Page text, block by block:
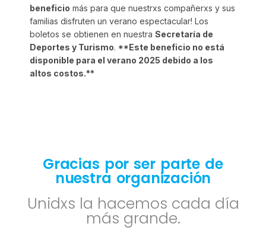
beneficio más para que nuestrxs compañerxs y sus
familias disfruten un verano espectacular! Los
boletos se obtienen en nuestra Secretaría de
Deportes y Turismo. **Este beneficio no está
disponible para el verano 2025 debido a los
altos costos.**
Gracias por ser parte de
nuestra organización
Unidxs la hacemos cada día
más grande.